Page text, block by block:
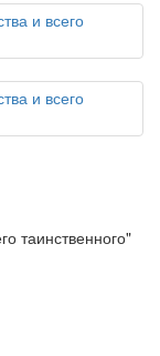
таинственного"